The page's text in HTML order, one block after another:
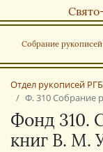
Собрание
Отдел рукописей РГБ
Ф. 310 Собрание
Фонд 310.
книг В. М.